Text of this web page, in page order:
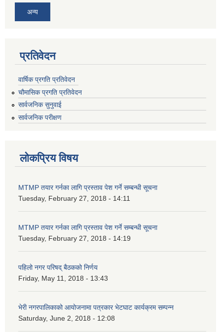
अन्य
प्रतिवेदन
वार्षिक प्रगति प्रतिवेदन
चौमासिक प्रगति प्रतिवेदन
सार्वजनिक सुनुवाई
सार्वजनिक परीक्षण
लोकप्रिय विषय
MTMP तयार गर्नका लागि प्रस्ताव पेश गर्ने सम्बन्धी सूचना
Tuesday, February 27, 2018 - 14:11
MTMP तयार गर्नका लागि प्रस्ताव पेश गर्ने सम्बन्धी सूचना
Tuesday, February 27, 2018 - 14:19
पहिलो नगर परिषद् बैठकको निर्णय
Friday, May 11, 2018 - 13:43
भेरी नगरपालिकाको आयोजनामा पत्रकार भेटघाट कार्यक्रम सम्पन्न
Saturday, June 2, 2018 - 12:08